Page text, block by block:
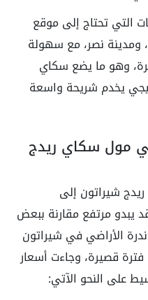
التي تحتاج إلى موقع
ومدينة نصر، مع سهولة
وهو ما يضع سكاي
يخدم شريحة واسعة
مول سكاي ريدج
شيراتون إلى
قد يبدو مرتفع مقارنة ببعض
الأراضي في شيراتون
قصيرة، وجاءت أسعار
على النحو الآتي: